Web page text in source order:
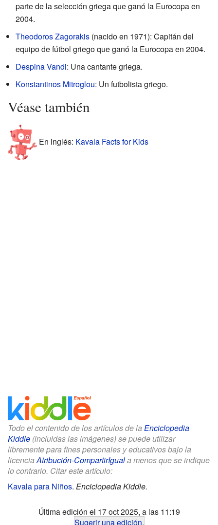
parte de la selección griega que ganó la Eurocopa en
2004.
Theodoros Zagorakis (nacido en 1971): Capitán del
equipo de fútbol griego que ganó la Eurocopa en 2004.
Despina Vandi: Una cantante griega.
Konstantinos Mitroglou: Un futbolista griego.
Véase también
En inglés: Kavala Facts for Kids
Todo el contenido de los artículos de la Enciclopedia
Kiddle (incluidas las imágenes) se puede utilizar
libremente para fines personales y educativos bajo la
licenciaAtribución-CompartirIguala menos que se indique
lo contrario. Citar este artículo:
Kavala para Niños. Enciclopedia Kiddle.
Última edición el 17 oct 2025, a las 11:19
Sugerir una edición.